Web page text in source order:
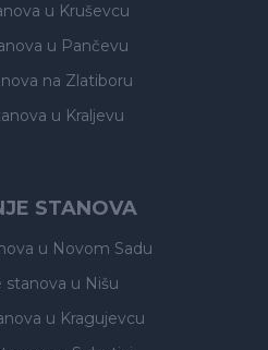
u Kruševcu
u Pančevu
na Zlatiboru
u Kraljevu
STANOVA
u Novom Sadu
stanova u Nišu
u Kragujevcu